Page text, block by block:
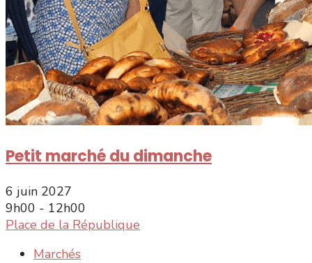
Petit marché du dimanche
6 juin 2027
9h00 - 12h00
Place de la République
Marchés